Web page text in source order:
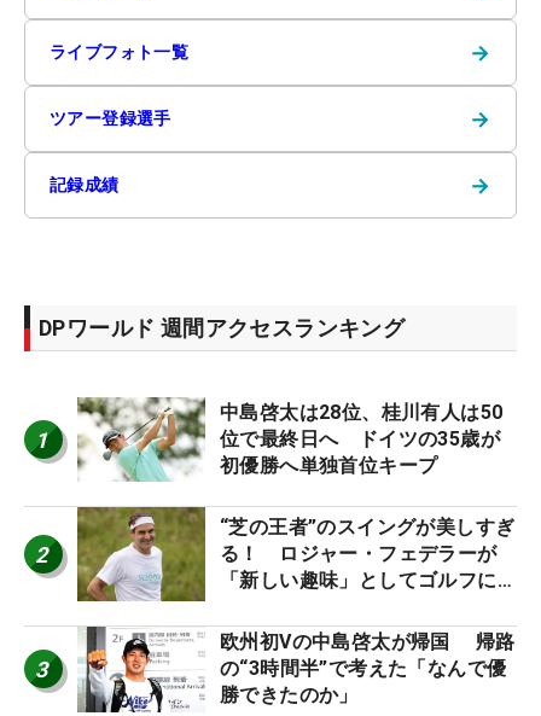
ライブフォト一覧 →
ツアー登録選手 →
記録成績 →
DPワールド 週間アクセスランキング
1
中島啓太は28位、桂川有人は50
位で最終日へ ドイツの35歳が
初優勝へ単独首位キープ
2
“芝の王者”のスイングが美しすぎ
る！ ロジャー・フェデラーが
「新しい趣味」としてゴルフに挑
3
欧州初Vの中島啓太が帰国 帰路
の“3時間半”で考えた「なんで優
勝できたのか」